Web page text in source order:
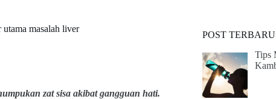
masalah liver
zat sisa akibat gangguan hati.
POST TERBARU
Tips